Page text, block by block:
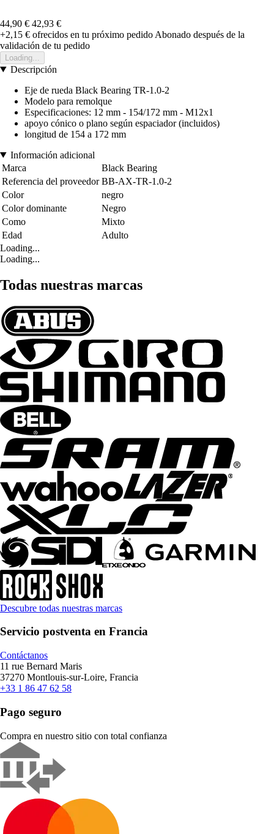
44,90 € 42,93 €
+2,15 € ofrecidos en tu próximo pedido Abonado después de la
validación de tu pedido
Loading...
Descripción
Eje de rueda Black Bearing TR-1.0-2
Modelo para remolque
Especificaciones: 12 mm - 154/172 mm - M12x1
apoyo cónico o plano según espaciador (incluidos)
longitud de 154 a 172 mm
Información adicional
Marca
Black Bearing
Referencia del proveedor BB-AX-TR-1.0-2
Color
negro
Color dominante
Negro
Como
Mixto
Edad
Adulto
Loading...
Loading...
Todas nuestras marcas
Descubre todas nuestras marcas
Servicio postventa en Francia
Contáctanos
11 rue Bernard Maris
37270 Montlouis-sur-Loire, Francia
+33 1 86 47 62 58
Pago seguro
Compra en nuestro sitio con total confianza